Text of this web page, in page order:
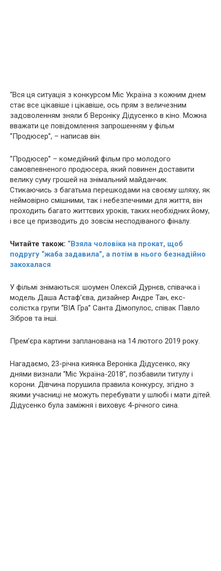
“Вся ця ситуація з конкурсом Міс Україна з кожним днем
стає все цікавіше і цікавіше, ось прям з величезним
задоволенням зняли б Вероніку Дідусенко в кіно. Можна
вважати це повідомлення запрошенням у фільм
“Продюсер”, – написав він.
“Продюсер” – комедійний фільм про молодого
самовпевненого продюсера, який повинен доставити
велику суму грошей на знімальний майданчик.
Стикаючись з багатьма перешкодами на своєму шляху, як
неймовірно смішними, так і небезпечними для життя, він
проходить багато життєвих уроків, таких необхідних йому,
і все це призводить до зовсім несподіваного фіналу.
Читайте також: “Взяла чоловіка на прокат, щоб
подругу “жaбa зaдaвилa”, а потім в нього безнадійно
закохалася
У фільмі знімаються: шоумен Олексій Дурнєв, співачка і
модель Даша Астаф’єва, дизайнер Андре Тан, екс-
солістка групи “ВІА Гра” Санта Дімопулос, співак Павло
Зібров та інші.
Прем’єра картини запланована на 14 лютого 2019 року.
Нагадаємо, 23-річна киянка Вероніка Дідусенко, яку
днями визнали “Міс Україна-2018”, позбавили титулу і
корони. Дівчина порушила правила конкурсу, згідно з
якими учасниці не можуть перебувати у шлюбі і мати дітей.
Дідусенко була заміжня і виховує 4-річного сина.